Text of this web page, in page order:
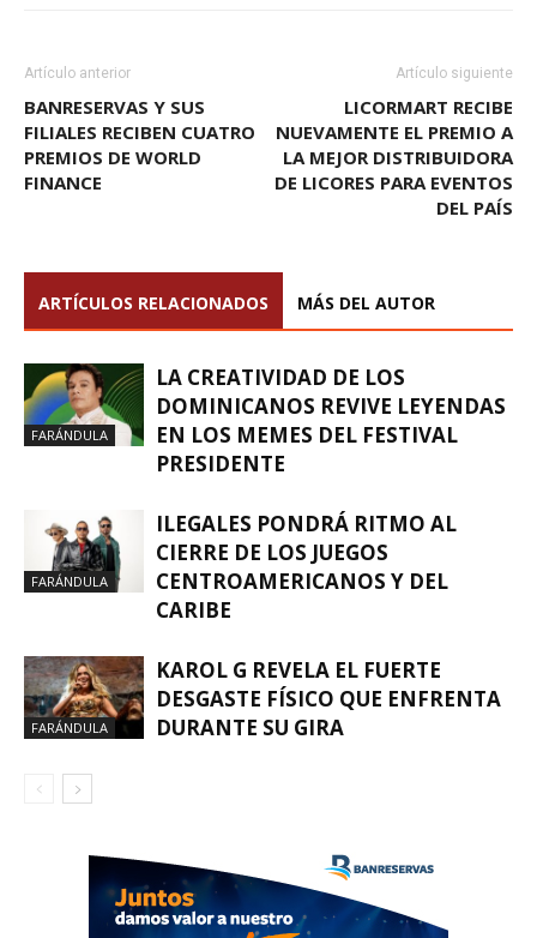
Artículo anterior
BANRESERVAS Y SUS
FILIALES RECIBEN CUATRO
PREMIOS DE WORLD
FINANCE
Artículo siguiente
LICORMART RECIBE
NUEVAMENTE EL PREMIO A
LA MEJOR DISTRIBUIDORA
DE LICORES PARA EVENTOS
DEL PAÍS
ARTÍCULOS RELACIONADOS MÁS DEL AUTOR
FARÁNDULA
LA CREATIVIDAD DE LOS
DOMINICANOS REVIVE LEYENDAS
EN LOS MEMES DEL FESTIVAL
PRESIDENTE
FARÁNDULA
ILEGALES PONDRÁ RITMO AL
CIERRE DE LOS JUEGOS
CENTROAMERICANOS Y DEL
CARIBE
FARÁNDULA
KAROL G REVELA EL FUERTE
DESGASTE FÍSICO QUE ENFRENTA
DURANTE SU GIRA